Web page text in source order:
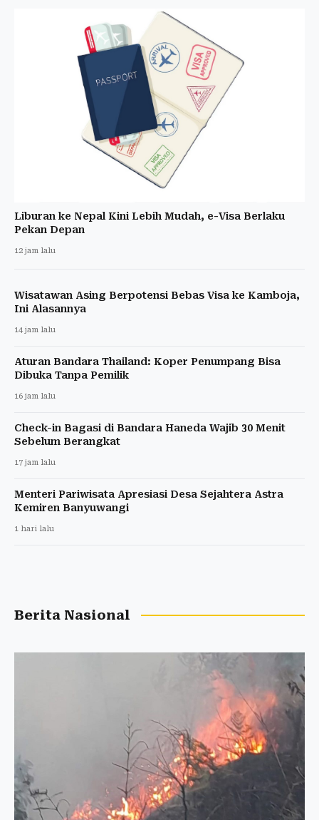
Liburan ke Nepal Kini Lebih Mudah, e-Visa Berlaku
Pekan Depan
12 jam lalu
Wisatawan Asing Berpotensi Bebas Visa ke Kamboja,
Ini Alasannya
14 jam lalu
Aturan Bandara Thailand: Koper Penumpang Bisa
Dibuka Tanpa Pemilik
16 jam lalu
Check-in Bagasi di Bandara Haneda Wajib 30 Menit
Sebelum Berangkat
17 jam lalu
Menteri Pariwisata Apresiasi Desa Sejahtera Astra
Kemiren Banyuwangi
1 hari lalu
Berita Nasional